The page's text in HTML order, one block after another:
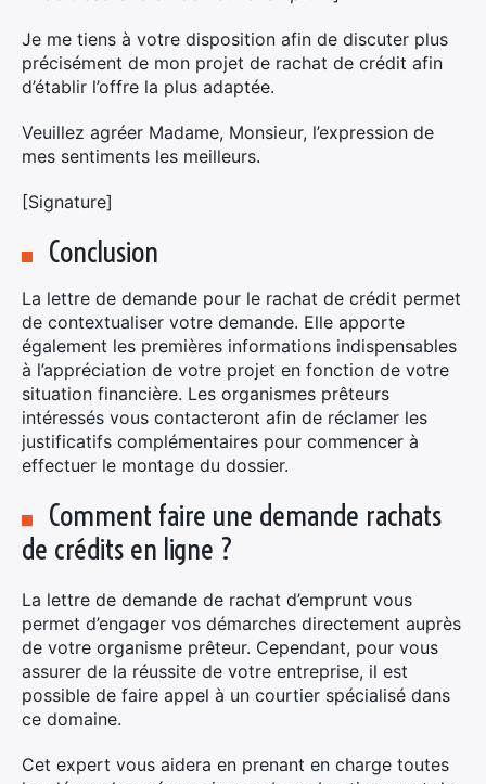
Je me tiens à votre disposition afin de discuter plus
précisément de mon projet de rachat de crédit afin
d’établir l’offre la plus adaptée.
Veuillez agréer Madame, Monsieur, l’expression de
mes sentiments les meilleurs.
[Signature]
Conclusion
La lettre de demande pour le rachat de crédit permet
de contextualiser votre demande. Elle apporte
également les premières informations indispensables
à l’appréciation de votre projet en fonction de votre
situation financière. Les organismes prêteurs
intéressés vous contacteront afin de réclamer les
justificatifs complémentaires pour commencer à
effectuer le montage du dossier.
Comment faire une demande rachats
de crédits en ligne ?
La lettre de demande de rachat d’emprunt vous
permet d’engager vos démarches directement auprès
de votre organisme prêteur. Cependant, pour vous
assurer de la réussite de votre entreprise, il est
possible de faire appel à un courtier spécialisé dans
ce domaine.
Cet expert vous aidera en prenant en charge toutes